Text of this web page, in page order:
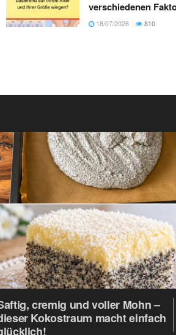
verschiedenen
18/07/2026 810
cremig und voller Mohn –
Kokostraum macht einfach